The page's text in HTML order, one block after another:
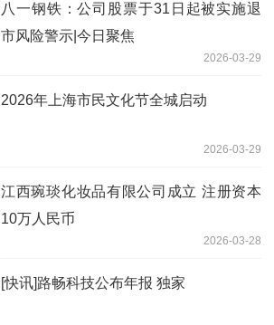
八一钢铁：公司股票于31日起被实施退
市风险警示|今日聚焦
2026-03-29
2026年上海市民文化节全城启动
2026-03-29
江西琬琰化妆品有限公司成立 注册资本
10万人民币
2026-03-28
[快讯]路畅科技公布年报 独家